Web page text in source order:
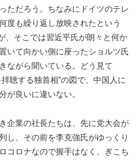
ただろう。ちなみにドイツのテレ
度も繰り返し放映されたという
、そこでは習近平氏が朗々と何か
いて向かい側に座ったショルツ氏
ながら聞いている。どう見て
聴する独首相”の図で、中国人に
が良いに違いない。
企業の社長たちは、先に党大会が
し、その前を李克強氏がゆっくり
コロナなので握手はなく、ぎこち